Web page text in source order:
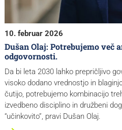
10. februar 2026
Dušan Olaj: Potrebujemo več
odgovornosti.
Da bi leta 2030 lahko prepričljivo
visoko dodano vrednostjo in
čutijo, potrebujemo kombinacijo
izvedbeno disciplino in družbeni
“učinkovito”, pravi Dušan Olaj.